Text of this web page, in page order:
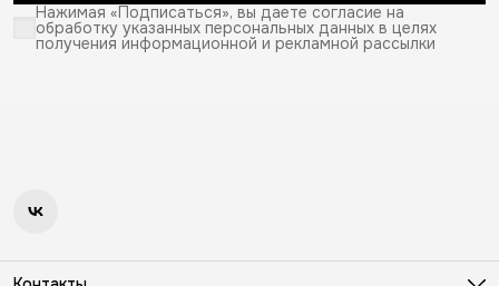
Нажимая «Подписаться», вы даете согласие на
обработку указанных персональных данных в целях
получения информационной и рекламной рассылки